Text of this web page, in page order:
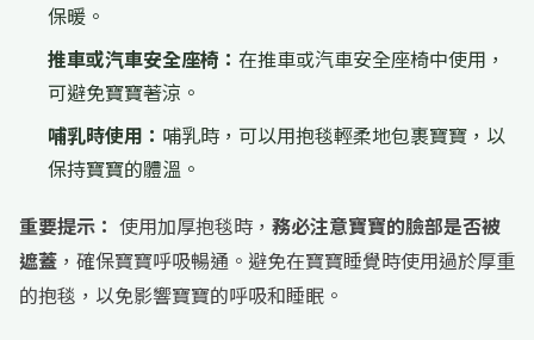
保暖。
推車或汽車安全座椅： 在推車或汽車安全座椅中使用，
可避免寶寶著涼。
哺乳時使用： 哺乳時，可以用抱毯輕柔地包裹寶寶，以
保持寶寶的體溫。
重要提示： 使用加厚抱毯時， 務必注意寶寶的臉部是否被
遮蓋 ，確保寶寶呼吸暢通。避免在寶寶睡覺時使用過於厚重
的抱毯，以免影響寶寶的呼吸和睡眠。